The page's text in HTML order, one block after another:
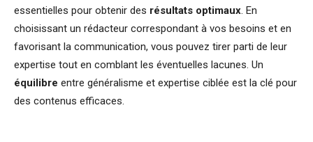
essentielles pour obtenir des résultats optimaux. En
choisissant un rédacteur correspondant à vos besoins et en
favorisant la communication, vous pouvez tirer parti de leur
expertise tout en comblant les éventuelles lacunes. Un
équilibre entre généralisme et expertise ciblée est la clé pour
des contenus efficaces.